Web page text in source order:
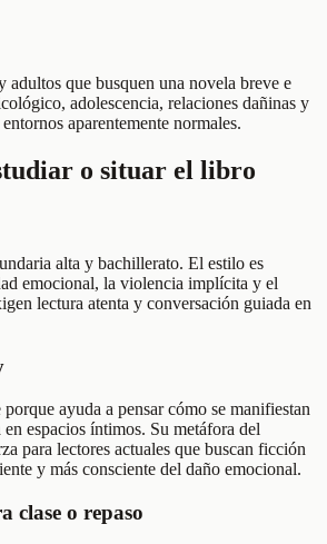
adultos que busquen una novela breve e
adolescencia, relaciones dañinas y
aparentemente normales.
o situar el libro
alta y bachillerato. El estilo es
emocional, la violencia implícita y el
lectura atenta y conversación guiada en
ayuda a pensar cómo se manifiestan
espacios íntimos. Su metáfora del
para lectores actuales que buscan ficción
y más consciente del daño emocional.
clase o repaso